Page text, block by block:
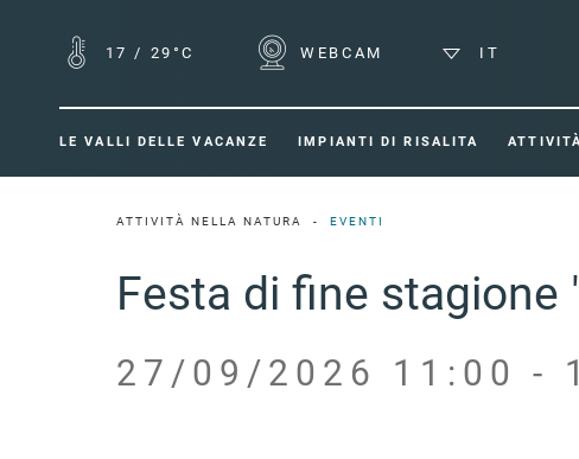
17 / 29°C WEBCAM IT
LE VALLI DELLE VACANZE IMPIANTI DI RISALITA
ATTIVITÀ NELLA NATURA EVENTI
Festa di fine stagione
27/09/2026 11:00 -